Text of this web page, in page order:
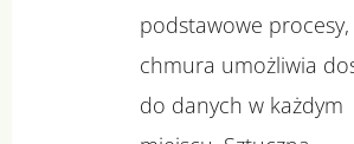
podstawowe procesy,
chmura umożliwia
do danych w każdym